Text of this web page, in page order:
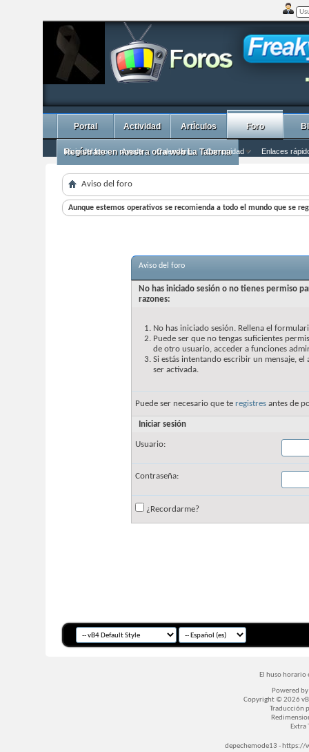
Portal Actividad ArtÌculos Foro
Inicio del foro Ayuda Calendario Comunidad Enlaces
Regístrate en nuestra otra web La Taberna
Aviso del foro
Aunque estemos operativos se recomienda a todo el mundo que se
Aviso del foro
No has iniciado sesión o no tienes permiso
razones:
No has iniciado sesión. Rellena el
Puede ser que no tengas suficientes
de otro usuario, acceder a funciones
Si estás intentando escribir un mensaje,
ser activada.
Puede ser necesario que te registres antes de
Iniciar sesión
Usuario:
Contraseña:
¿Recordarme?
El huso horario
Powered by
Copyright © 2026
Traducción
Extra
depechemode13 -